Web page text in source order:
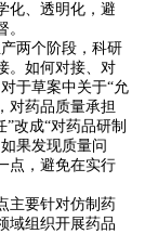
化、透明化，避
两个阶段，科研
。如何对接、对
于草案中关于“允
对药品质量承担
改成“对药品研制
果发现质量问
点，避免在实行
主要针对仿制药
域组织开展药品